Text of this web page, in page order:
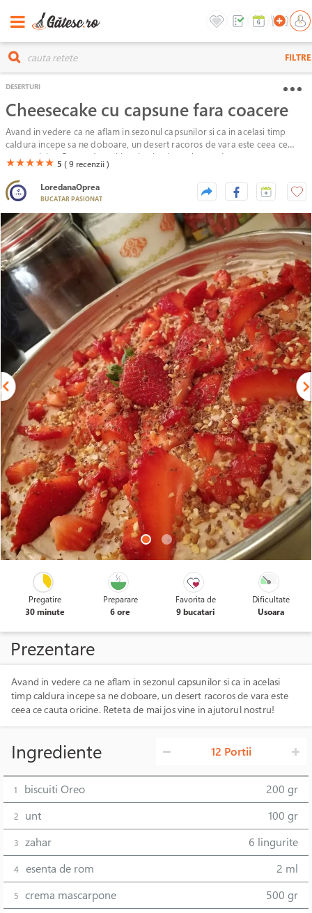
FILTRE
DESERTURI
Cheesecake cu capsune fara coacere
Avand in vedere ca ne aflam in sezonul capsunilor si ca in acelasi timp
caldura incepe sa ne doboare, un desert racoros de vara este ceea ce
cauta oricine. Reteta de mai jos vine in ajutorul nostru!
(*)
★(*)
★(*)
★(*)
★(*)
★ 5 ( 9 recenzii )
LoredanaOprea
BUCATAR PASIONAT
Pregatire
30 minute
Preparare
6 ore
Favorita de
9 bucatari
Dificultate
Usoara
Prezentare
Avand in vedere ca ne aflam in sezonul capsunilor si ca in acelasi
timp caldura incepe sa ne doboare, un desert racoros de vara este
ceea ce cauta oricine. Reteta de mai jos vine in ajutorul nostru!
Ingrediente 12 Portii
1 biscuiti Oreo 200 gr
2 unt 100 gr
3 zahar 6 lingurite
4 esenta de rom 2 ml
5 crema mascarpone 500 gr